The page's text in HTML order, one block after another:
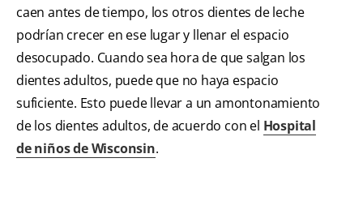
caen antes de tiempo, los otros dientes de leche
podrían crecer en ese lugar y llenar el espacio
desocupado. Cuando sea hora de que salgan los
dientes adultos, puede que no haya espacio
suficiente. Esto puede llevar a un amontonamiento
de los dientes adultos, de acuerdo con el Hospital
de niños de Wisconsin.